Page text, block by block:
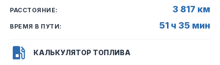
РАССТОЯНИЕ: 3 817 км
ВРЕМЯ В ПУТИ: 51 ч 35 мин
КАЛЬКУЛЯТОР ТОПЛИВА